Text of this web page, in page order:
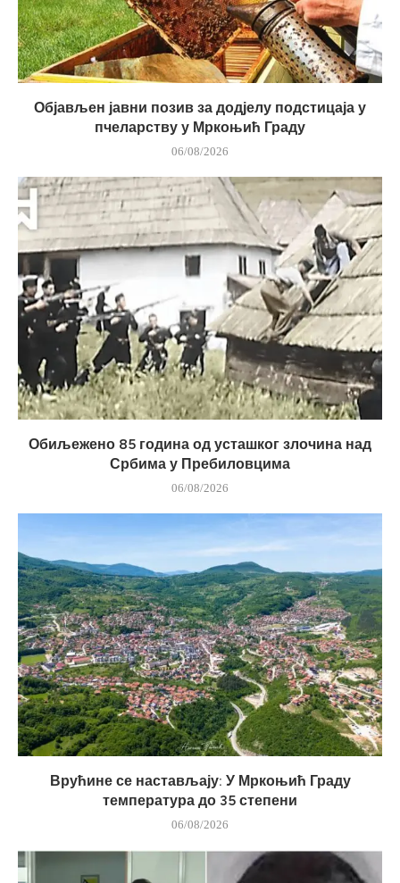
Објављен јавни позив за додјелу подстицаја у
пчеларству у Мркоњић Граду
06/08/2026
Обиљежено 85 година од усташког злочина над
Србима у Пребиловцима
06/08/2026
Врућине се настављају: У Мркоњић Граду
температура до 35 степени
06/08/2026